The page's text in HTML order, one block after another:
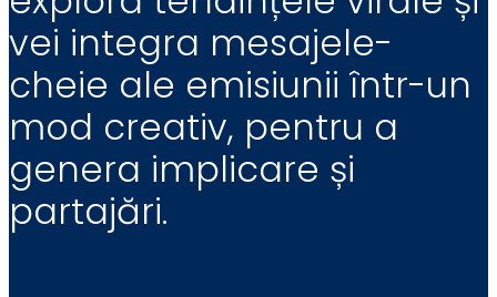
vei integra mesajele-
cheie ale emisiunii într-un
mod creativ, pentru a
genera implicare și
partajări.